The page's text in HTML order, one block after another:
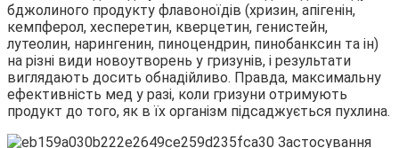
бджолиного продукту флавоноїдів (хризин, апігенін,
кемпферол, хесперетин, кверцетин, генистейн,
лутеолин, нарингенин, пиноцендрин, пинобанксин та ін)
на різні види новоутворень у гризунів, і результати
виглядають досить обнадійливо. Правда, максимальну
ефективність мед у разі, коли гризуни отримують
продукт до того, як в їх організм підсаджується пухлина.